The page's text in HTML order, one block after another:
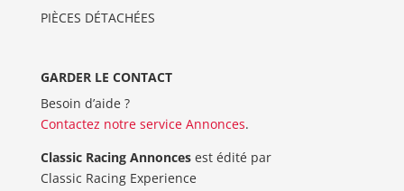
PIÈCES DÉTACHÉES
GARDER LE CONTACT
Besoin d’aide ?
Contactez notre service Annonces.
Classic Racing Annoncesest édité par
Classic Racing Experience